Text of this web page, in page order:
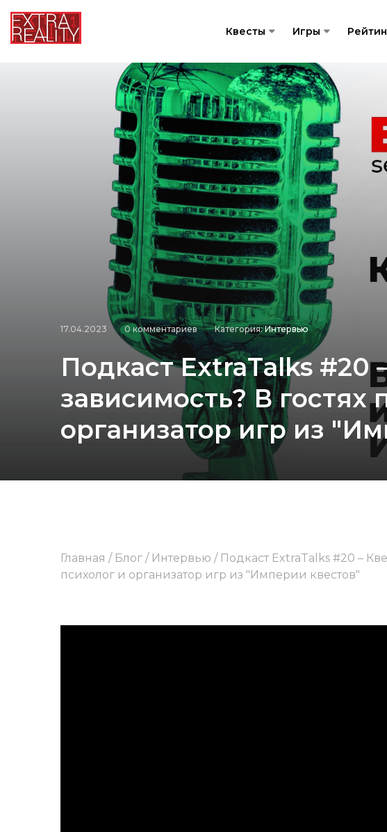
Квесты Игры
17.04.2023 0 комментариев Категория:Интервью
Подкаст ExtraTalks #20
зависимость? В гостях
организатор игр из
Главная / Блог / Интервью / Подкаст ExtraTalks #20 –
психолог и организатор игр из "Империи квестов"